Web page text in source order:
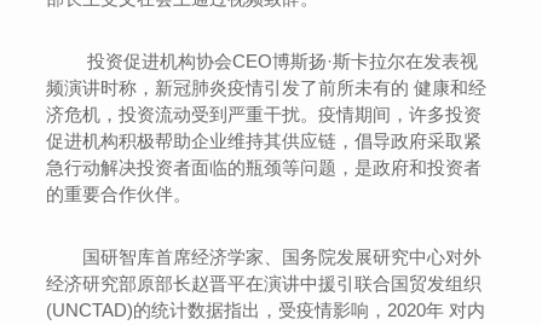
投资促进机构协会CEO博斯扬·斯卡拉尔在发表视
频演讲时称，新冠肺炎疫情引发了前所未有的 健康和经
济危机，投资流动受到严重干扰。疫情期间，许多投资
促进机构积极帮助企业维持其供应链，倡导政府采取紧
急行动解决投资者面临的瓶颈等问题，是政府和投资者
的重要合作伙伴。
国研智库首席经济学家、国务院发展研究中心对外
经济研究部原部长赵晋平在演讲中援引联合国贸发组织
(UNCTAD)的统计数据指出，受疫情影响，2020年 对内